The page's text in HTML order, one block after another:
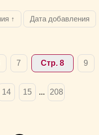
↑ Дата добавления
7 Стр. 8 9
14 15 ... 208